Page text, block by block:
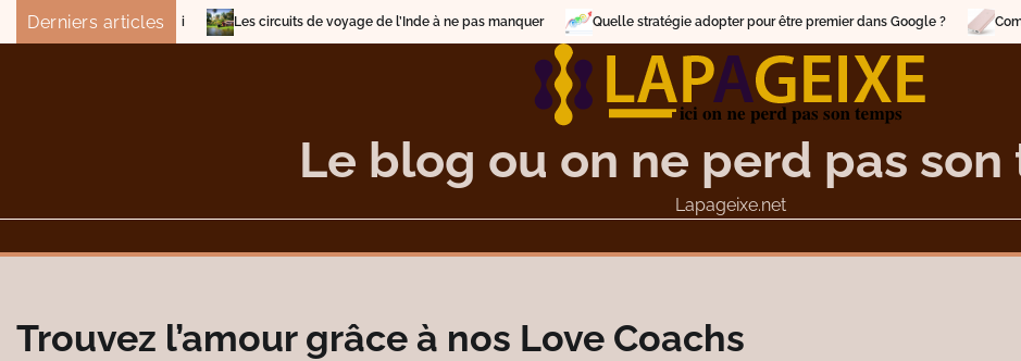
SkipDerniers articles
Les circuits de voyage de l’Inde à ne pas manquer Quelle stratégie adopter pour être premier dans Google ? Comment choisir un
Le blog ou on ne perd pas son
Lapageixe.net
Trouvez l’amour grâce à nos Love Coachs